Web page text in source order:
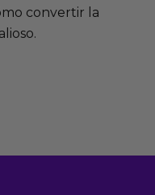
convertir la